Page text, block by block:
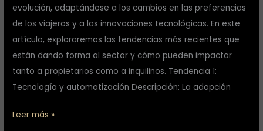
evolución, adaptándose a los cambios en las preferencias
de los viajeros y a las innovaciones tecnológicas. En este
artículo, exploraremos las tendencias más recientes que
están dando forma al sector y cómo pueden impactar
tanto a propietarios como a inquilinos. Tendencia 1:
Tecnología y automatización Descripción: La adopción
Leer más »